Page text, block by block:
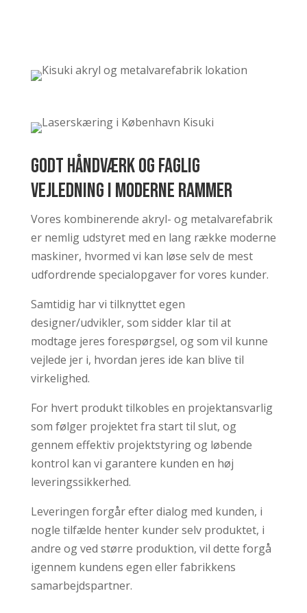
Godt håndværk og faglig
vejledning i moderne rammer
Vores kombinerende akryl- og metalvarefabrik
er nemlig udstyret med en lang række moderne
maskiner, hvormed vi kan løse selv de mest
udfordrende specialopgaver for vores kunder.
Samtidig har vi tilknyttet egen
designer/udvikler, som sidder klar til at
modtage jeres forespørgsel, og som vil kunne
vejlede jer i, hvordan jeres ide kan blive til
virkelighed.
For hvert produkt tilkobles en projektansvarlig
som følger projektet fra start til slut, og
gennem effektiv projektstyring og løbende
kontrol kan vi garantere kunden en høj
leveringssikkerhed.
Leveringen forgår efter dialog med kunden, i
nogle tilfælde henter kunder selv produktet, i
andre og ved større produktion, vil dette forgå
igennem kundens egen eller fabrikkens
samarbejdspartner.